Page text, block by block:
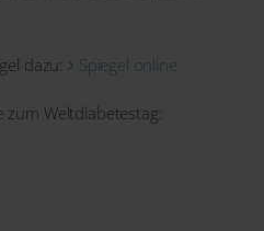
dazu: Spiegel online
zum Weltdiabetestag: